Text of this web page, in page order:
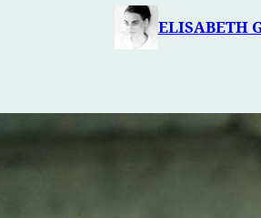
ELISABETH